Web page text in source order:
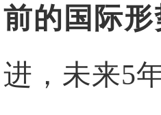
前的国际形
进，未来5